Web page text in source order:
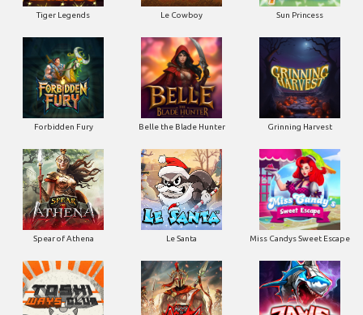
Tiger Legends Le Cowboy Sun Princess
Forbidden Fury Belle the Blade Hunter Grinning Harvest
Spear of Athena Le Santa Miss Candys Sweet Escape